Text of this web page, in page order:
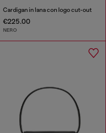
Cardigan in lana con logo cut-out
€225.00
NERO